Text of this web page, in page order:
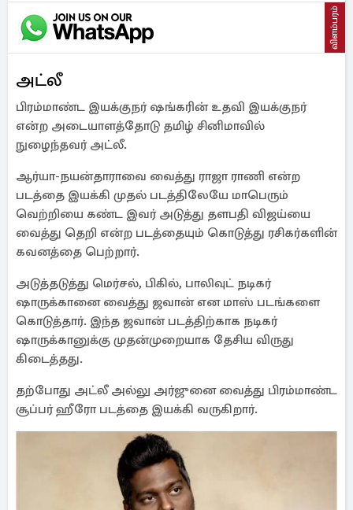
விளம்பரம்
அட்லீ
பிரம்மாண்ட இயக்குநர் ஷங்கரின் உதவி இயக்குநர்
என்ற அடையாளத்தோடு தமிழ் சினிமாவில்
நுழைந்தவர் அட்லீ.
ஆர்யா-நயன்தாராவை வைத்து ராஜா ராணி என்ற
படத்தை இயக்கி முதல் படத்திலேயே மாபெரும்
வெற்றியை கண்ட இவர் அடுத்து தளபதி விஜய்யை
வைத்து தெறி என்ற படத்தையும் கொடுத்து ரசிகர்களின்
கவனத்தை பெற்றார்.
அடுத்தடுத்து மெர்சல், பிகில், பாலிவுட் நடிகர்
ஷாருக்கானை வைத்து ஜவான் என மாஸ் படங்களை
கொடுத்தார். இந்த ஜவான் படத்திற்காக நடிகர்
ஷாருக்கானுக்கு முதன்முறையாக தேசிய விருது
கிடைத்தது.
தற்போது அட்லீ அல்லு அர்ஜுனை வைத்து பிரம்மாண்ட
சூப்பர் ஹீரோ படத்தை இயக்கி வருகிறார்.